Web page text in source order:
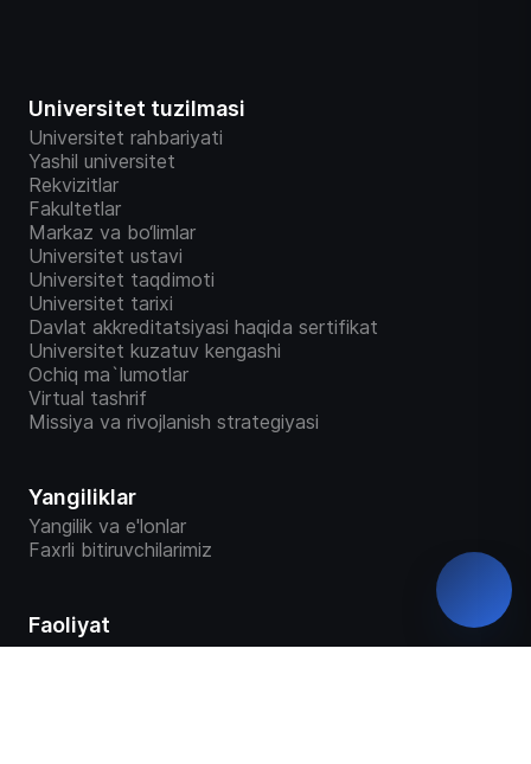
Universitet tuzilmasi
Universitet rahbariyati
Yashil universitet
Rekvizitlar
Fakultetlar
Markaz va bo‘limlar
Universitet ustavi
Universitet taqdimoti
Universitet tarixi
Davlat akkreditatsiyasi haqida sertifikat
Universitet kuzatuv kengashi
Ochiq ma`lumotlar
Virtual tashrif
Missiya va rivojlanish strategiyasi
Yangiliklar
Yangilik va e'lonlar
Faxrli bitiruvchilarimiz
Faoliyat
Moliyaviy faoliyat